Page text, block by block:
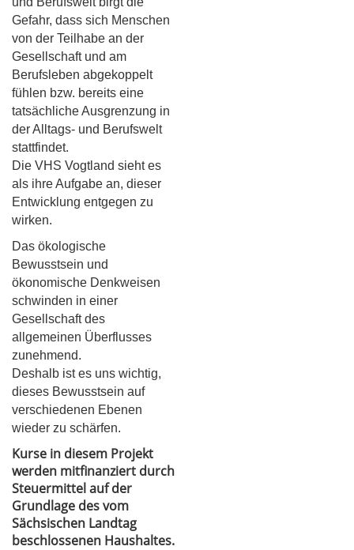
Gefahr, dass sich Menschen
von der Teilhabe an der
Gesellschaft und am
Berufsleben abgekoppelt
fühlen bzw. bereits eine
tatsächliche Ausgrenzung in
der Alltags- und Berufswelt
stattfindet.
Die VHS Vogtland sieht es
als ihre Aufgabe an, dieser
Entwicklung entgegen zu
wirken.
Das ökologische
Bewusstsein und
ökonomische Denkweisen
schwinden in einer
Gesellschaft des
allgemeinen Überflusses
zunehmend.
Deshalb ist es uns wichtig,
dieses Bewusstsein auf
verschiedenen Ebenen
wieder zu schärfen.
Kurse in diesem Projekt
werden mitfinanziert durch
Steuermittel auf der
Grundlage des vom
Sächsischen Landtag
beschlossenen Haushaltes.